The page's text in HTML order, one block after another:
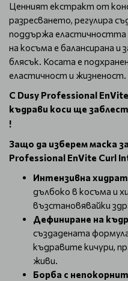
Ценният екстракт от
разресването, регулира
поддържа
на косъма е балансирана и
блясък. Косата е
еластичност и жизненост.
С Dusy Professional
къдрави коси ще
!
Защо да изберем маска
Professional EnVite Curl
Интензивна
дълбоко в косъма и
възстановявайки
Дефиниране на
създадената
къдравите кичури,
живи.
Борба с